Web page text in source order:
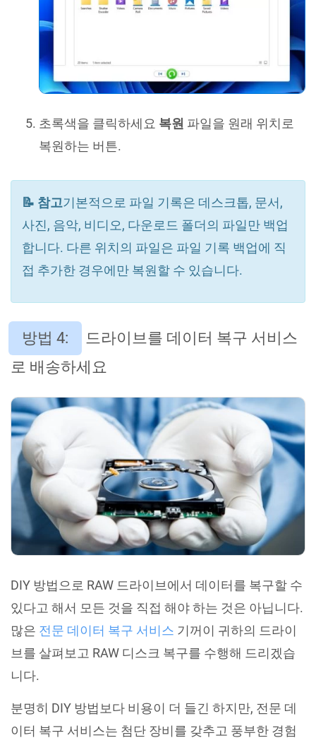
초록색을 클릭하세요 복원 파일을 원래 위치로
복원하는 버튼.
📝 참고기본적으로 파일 기록은 데스크톱, 문서,
사진, 음악, 비디오, 다운로드 폴더의 파일만 백업
합니다. 다른 위치의 파일은 파일 기록 백업에 직
접 추가한 경우에만 복원할 수 있습니다.
방법 4:
드라이브를 데이터 복구 서비스
로 배송하세요
DIY 방법으로 RAW 드라이브에서 데이터를 복구할 수
있다고 해서 모든 것을 직접 해야 하는 것은 아닙니다.
많은 전문 데이터 복구 서비스 기꺼이 귀하의 드라이
브를 살펴보고 RAW 디스크 복구를 수행해 드리겠습
니다.
분명히 DIY 방법보다 비용이 더 들긴 하지만, 전문 데
이터 복구 서비스는 첨단 장비를 갖추고 풍부한 경험